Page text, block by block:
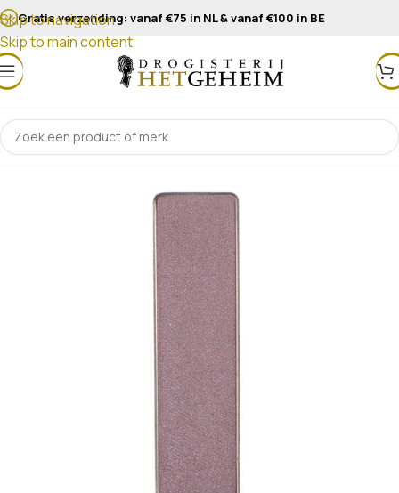
Skip to navigation
Skip to main content
Gratis verzending: vanaf €75 in NL & vanaf €100 in BE